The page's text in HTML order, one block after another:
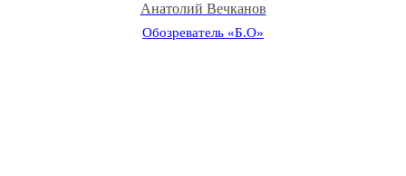
Анатолий Вечканов
Обозреватель «Б.О»